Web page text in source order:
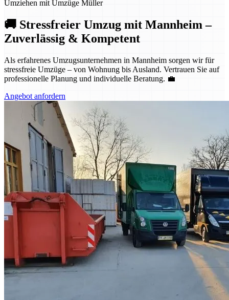
Umziehen mit Umzüge Müller
🚚 Stressfreier Umzug mit Mannheim –
Zuverlässig & Kompetent
Als erfahrenes Umzugsunternehmen in Mannheim sorgen wir für
stressfreie Umzüge – von Wohnung bis Ausland. Vertrauen Sie auf
professionelle Planung und individuelle Beratung. 💼
Angebot anfordern